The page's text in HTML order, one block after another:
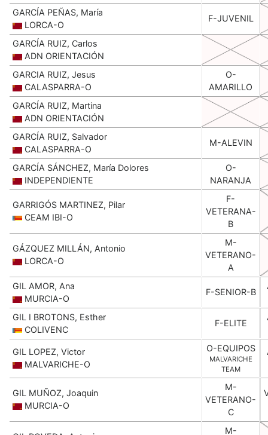
GARCÍA PEÑAS, María
LORCA-O
F-JUVENIL
GARCÍA RUIZ, Carlos
ADN ORIENTACIÓN
GARCIA RUIZ, Jesus
CALASPARRA-O
O-
AMARILLO
GARCÍA RUIZ, Martina
ADN ORIENTACIÓN
GARCÍA RUIZ, Salvador
CALASPARRA-O
M-ALEVIN
GARCÍA SÁNCHEZ, María Dolores
INDEPENDIENTE
O-
NARANJA
GARRIGÓS MARTINEZ, Pilar
CEAM IBI-O
F-
VETERANA-
B
GÁZQUEZ MILLÁN, Antonio
LORCA-O
M-
VETERANO-
A
GIL AMOR, Ana
MURCIA-O
F-SENIOR-B
GIL I BROTONS, Esther
COLIVENC
F-ELITE
GIL LOPEZ, Victor
MALVARICHE-O
O-EQUIPOS
MALVARICHE
TEAM
GIL MUÑOZ, Joaquin
MURCIA-O
M-
VETERANO-
C
M-